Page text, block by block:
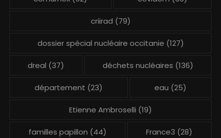
criirad (79)
dossier spécial nucléaire occitanie (127)
dreal (37) déchets nucléaires (136)
département (23) eau (25)
Etienne Ambroselli (19)
familles papillon (44) France3 (28)